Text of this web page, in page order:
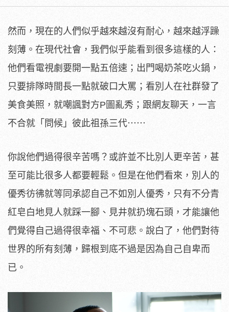
然而，現在的人們似乎越來越沒有耐心，越來越浮躁
刻薄。在現代社會，我們似乎能看到很多這樣的人：
他們看電視劇要開一點五倍速；出門喝奶茶吃火鍋，
只要排隊時間長一點就破口大罵；看別人在社群發了
美食美照，就嘲諷對方P圖亂秀；跟網友聊天，一言
不合就「問候」彼此祖孫三代⋯⋯
你說他們過得很辛苦嗎？或許並不比別人更辛苦，甚
至可能比很多人都要輕鬆。但是在他們看來，別人的
優秀彷彿就等同承認自己不如別人優秀，只有不分青
紅皂白地見人就踩一腳、見井就扔塊石頭，才能讓他
們覺得自己過得很幸福、不可悲。說白了，他們對待
世界的所有刻薄，歸根到底不過是因為自己自卑而
已。